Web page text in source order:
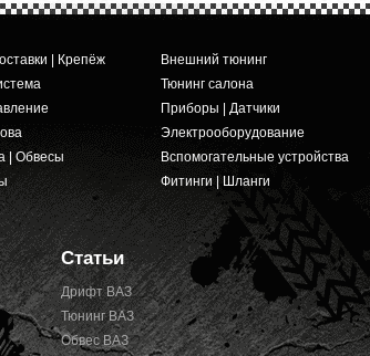
| Крепёж
| Обвесы
Внешний тюнинг
Тюнинг салона
Приборы | Датчики
Электрооборудование
Вспомогательные устройства
Фитинги | Шланги
Статьи
Дрифт ВАЗ
Тюнинг ВАЗ
Обвес ВАЗ